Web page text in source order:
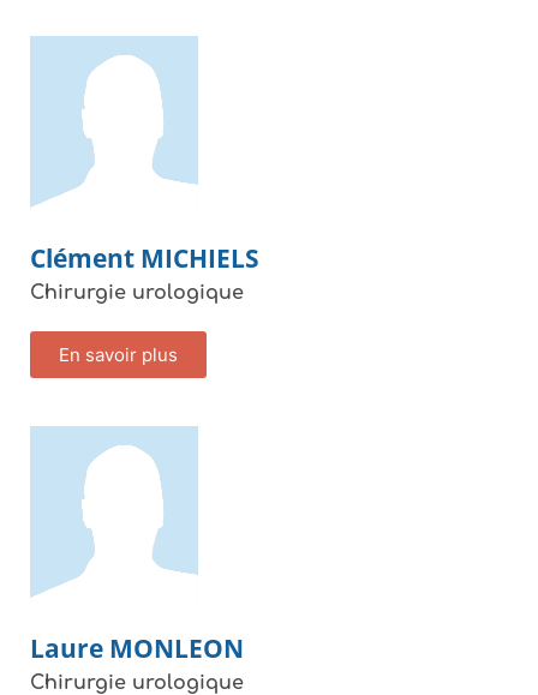
Clément MICHIELS
Chirurgie urologique
En savoir plus
Laure MONLEON
Chirurgie urologique